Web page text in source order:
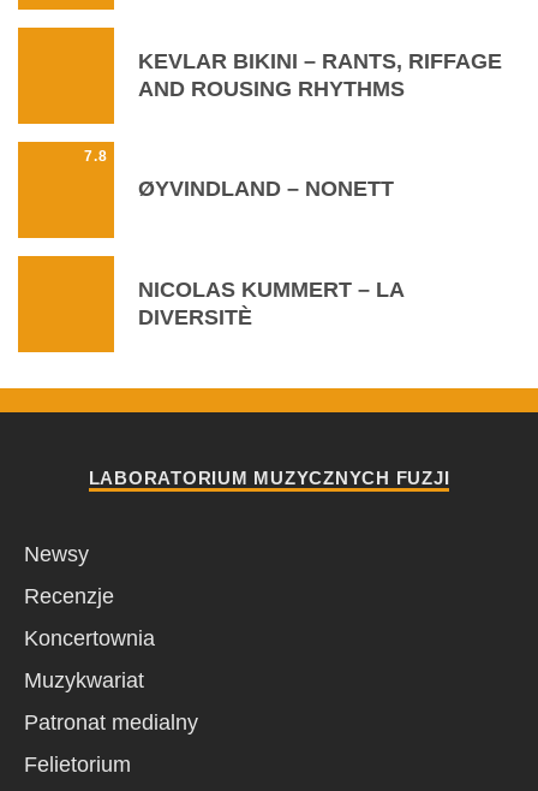
KEVLAR BIKINI – RANTS, RIFFAGE
AND ROUSING RHYTHMS
7.8
ØYVINDLAND – NONETT
NICOLAS KUMMERT – LA
DIVERSITÈ
LABORATORIUM MUZYCZNYCH FUZJI
Newsy
Recenzje
Koncertownia
Muzykwariat
Patronat medialny
Felietorium